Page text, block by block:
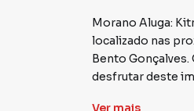
Morano Aluga:
localizado nas
Bento
desfrutar deste
Ver mais